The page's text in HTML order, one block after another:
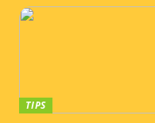
TIPS